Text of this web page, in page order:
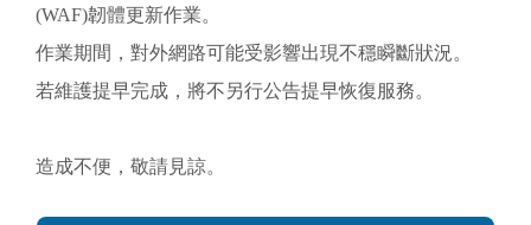
(WAF)韌體更新作業。
作業期間，對外網路可能受影響出現不穩瞬斷狀況。
若維護提早完成，將不另行公告提早恢復服務。
造成不便，敬請見諒。